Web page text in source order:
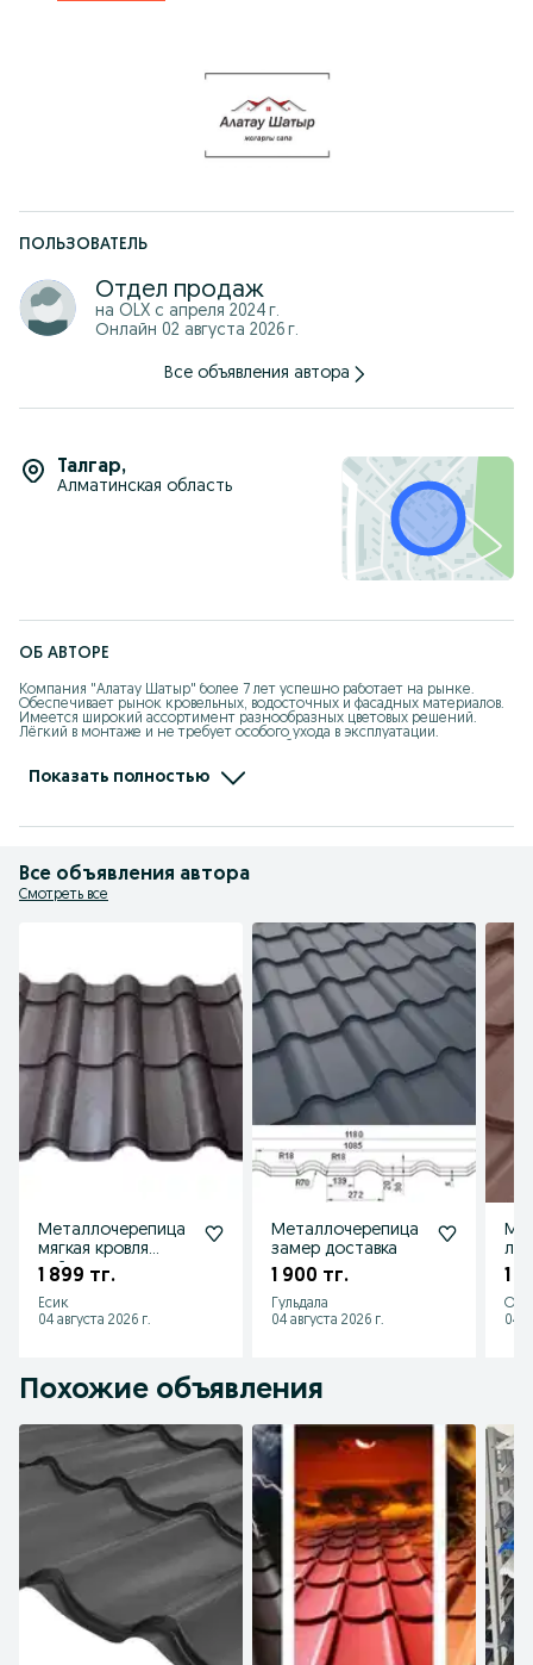
ПОЛЬЗОВАТЕЛЬ
Отдел продаж
на OLX с апреля 2024 г.
Онлайн 02 августа 2026 г.
Все объявления автора
Талгар,
Алматинская область
ОБ АВТОРЕ
Компания "Алатау Шатыр" более 7 лет успешно работает на рынке.
Обеспечивает рынок кровельных, водосточных и фасадных материалов.
Имеется широкий ассортимент разнообразных цветовых решений.
Лёгкий в монтаже и не требует особого ухода в эксплуатации.
кредит.
      Для нас важно качества и сервис!
Показать полностью
Все объявления автора
Смотреть все
Металлочерепица
мягкая кровля
сайдинг водосток
1 899 тг.
Есик
04 августа 2026 г.
Металлочерепица
замер доставка
1 900 тг.
Гульдала
04 августа 2026 г.
1
04
Похожие объявления